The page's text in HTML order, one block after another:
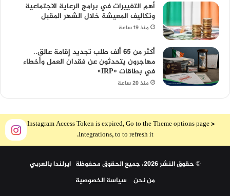
أهم التغييرات في برامج الرعاية الاجتماعية
وتكاليف المعيشة خلال الشهر المقبل
منذ 19 ساعة
أكثر من 65 ألف طلب تجديد إقامة عالق..
مهاجرون يتحدثون عن فقدان العمل وأخطاء
في بطاقات «IRP»
منذ 20 ساعة
The Instagram Access Token is expired, Go to the Theme options page >
Integrations, to to refresh it.
© حقوق النشر 2026، جميع الحقوق محفوظة ايرلندا بالعربي
من نحن
سياسة الخصوصية